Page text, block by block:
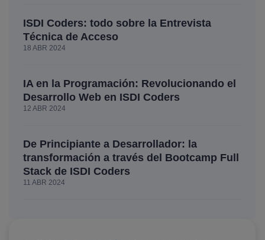
ISDI Coders: todo sobre la Entrevista
Técnica de Acceso
18 ABR 2024
IA en la Programación: Revolucionando el
Desarrollo Web en ISDI Coders
12 ABR 2024
De Principiante a Desarrollador: la
transformación a través del Bootcamp Full
Stack de ISDI Coders
11 ABR 2024